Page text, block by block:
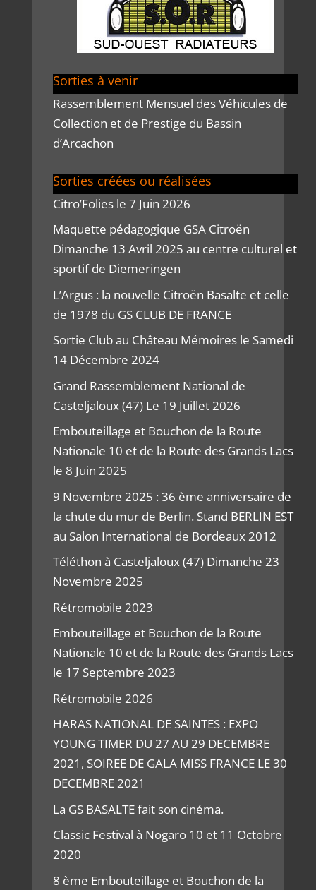
Sorties à venir
Rassemblement Mensuel des Véhicules de
Collection et de Prestige du Bassin
d’Arcachon
Sorties créées ou réalisées
Citro’Folies le 7 Juin 2026
Maquette pédagogique GSA Citroën
Dimanche 13 Avril 2025 au centre culturel et
sportif de Diemeringen
L’Argus : la nouvelle Citroën Basalte et celle
de 1978 du GS CLUB DE FRANCE
Sortie Club au Château Mémoires le Samedi
14 Décembre 2024
Grand Rassemblement National de
Casteljaloux (47) Le 19 Juillet 2026
Embouteillage et Bouchon de la Route
Nationale 10 et de la Route des Grands Lacs
le 8 Juin 2025
9 Novembre 2025 : 36 ème anniversaire de
la chute du mur de Berlin. Stand BERLIN EST
au Salon International de Bordeaux 2012
Téléthon à Casteljaloux (47) Dimanche 23
Novembre 2025
Rétromobile 2023
Embouteillage et Bouchon de la Route
Nationale 10 et de la Route des Grands Lacs
le 17 Septembre 2023
Rétromobile 2026
HARAS NATIONAL DE SAINTES : EXPO
YOUNG TIMER DU 27 AU 29 DECEMBRE
2021, SOIREE DE GALA MISS FRANCE LE 30
DECEMBRE 2021
La GS BASALTE fait son cinéma.
Classic Festival à Nogaro 10 et 11 Octobre
2020
8 ème Embouteillage et Bouchon de la